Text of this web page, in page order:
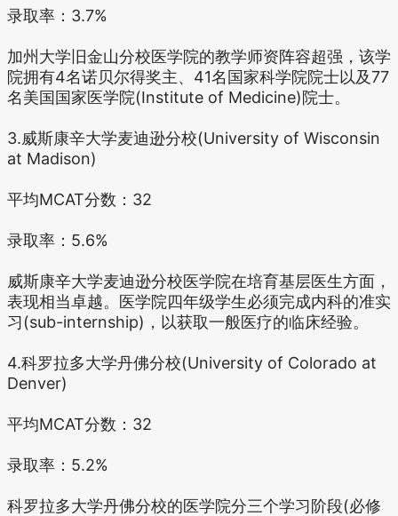
录取率：3.7%
加州大学旧金山分校医学院的教学师资阵容超强，该学
院拥有4名诺贝尔得奖主、41名国家科学院院士以及77
名美国国家医学院(Institute of Medicine)院士。
3.威斯康辛大学麦迪逊分校(University of Wisconsin
at Madison)
平均MCAT分数：32
录取率：5.6%
威斯康辛大学麦迪逊分校医学院在培育基层医生方面，
表现相当卓越。医学院四年级学生必须完成内科的准实
习(sub-internship)，以获取一般医疗的临床经验。
4.科罗拉多大学丹佛分校(University of Colorado at
Denver)
平均MCAT分数：32
录取率：5.2%
科罗拉多大学丹佛分校的医学院分三个学习阶段(必修